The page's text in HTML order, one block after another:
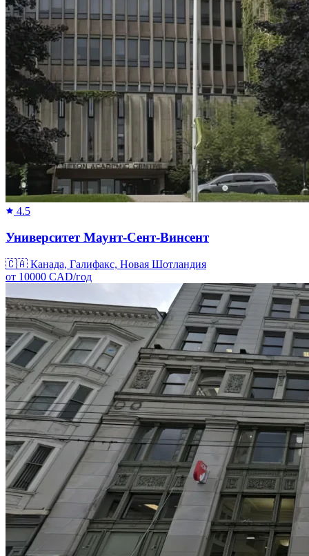
4.5
Университет Маунт-Сент-Винсент
🇨🇦 Канада, Галифакс, Новая Шотландия
от 10000 CAD/год